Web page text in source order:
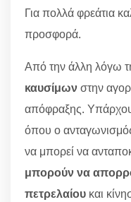
Για πολλά φρεάτια
προσφορά.
Από την άλλη λόγω
καυσίμωνστην
απόφραξης.
όπου ο
να μπορεί να
μπορούν να
πετρελαίου και